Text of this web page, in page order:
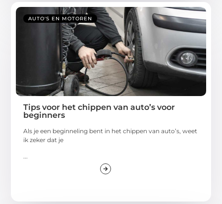
AUTO'S EN MOTOREN
Tips voor het chippen van auto’s voor
beginners
Als je een beginneling bent in het chippen van auto’s, weet
ik zeker dat je